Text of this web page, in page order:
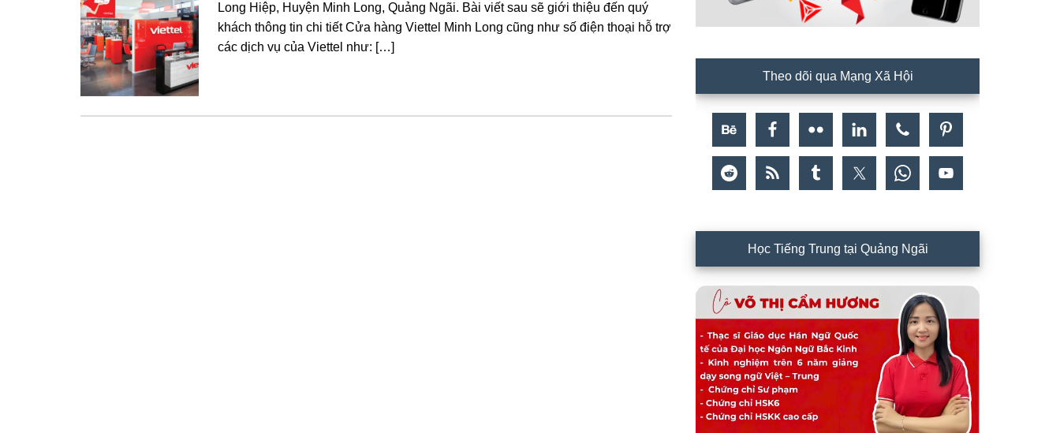
Long Hiệp, Huyện Minh Long, Quảng Ngãi. Bài viết sau sẽ giới thiệu đến quý
khách thông tin chi tiết Cửa hàng Viettel Minh Long cũng như số điện thoại hỗ trợ
các dịch vụ của Viettel như: […]
Theo dõi qua Mạng Xã Hội
Học Tiếng Trung tại Quảng Ngãi